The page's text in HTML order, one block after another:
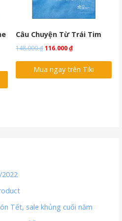
Câu Chuyện Từ Trái Tim
148.000₫Original
was:
148.000 ₫.
116.000₫Current
is:
116.000 ₫.
Mua ngay trên Tiki
Tết, sale khủng cuối năm